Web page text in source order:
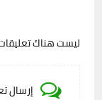
ليست هناك
إرسال